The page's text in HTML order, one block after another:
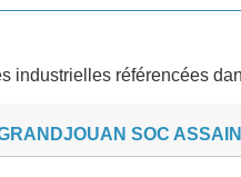
industrielles référencées
SOC